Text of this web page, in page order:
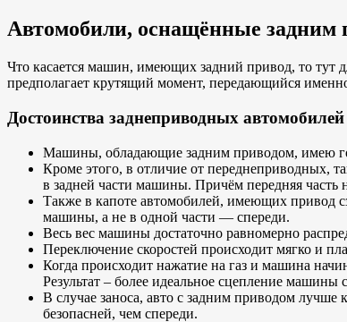
Автомобили, оснащённые задним
Что касается машин, имеющих задний привод, то тут
предполагает крутящий момент, передающийся
Достоинства заднеприводных автомобилей
Машины, обладающие задним приводом, имею
Кроме этого, в отличие от переднеприводных,
в задней части машины. Причём передняя часть
Также в капоте автомобилей, имеющих привод
машины, а не в одной части — спереди.
Весь вес машины достаточно равномерно
Переключение скоростей происходит мягко и
Когда происходит нажатие на газ и машина
Результат – более идеальное сцепление машины
В случае заноса, авто с задним приводом
безопасней, чем спереди.